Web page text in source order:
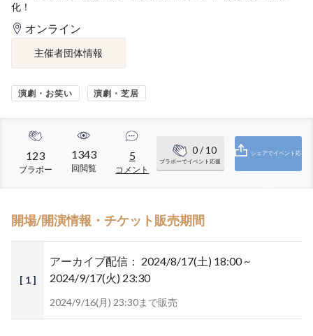
化！
オンライン
主催者団体情報
演劇・お笑い 演劇・芝居
123
ブラボー
1343
回閲覧
5
コメント
0/ 10
ブラボーでイベント応援
シェアでイベント応
開場/開演情報・チケット販売期間
[ 1 ]
アーカイブ配信： 2024/8/17(土) 18:00 ~
2024/9/17(火) 23:30
2024/9/16(月) 23:30まで販売